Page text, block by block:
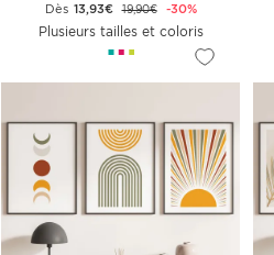
Dès 13,93€ 19,90€ -30%
Plusieurs tailles et coloris